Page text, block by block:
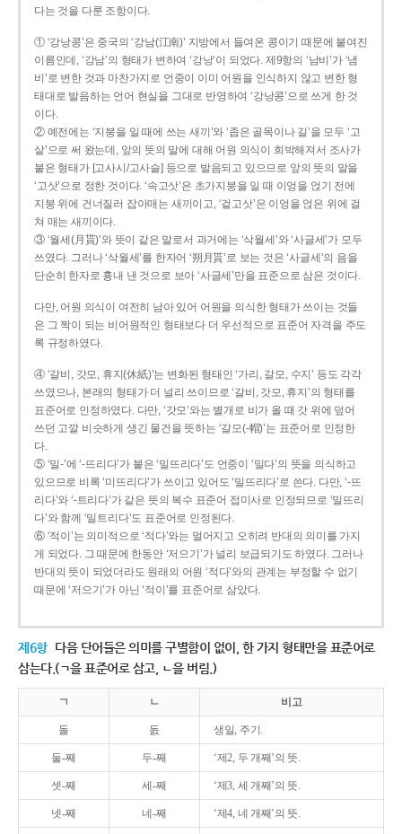
다는 것을 다룬 조항이다.
① ‘강낭콩’은 중국의 ‘강남(江南)’ 지방에서 들여온 콩이기 때문에 붙여진
이름인데, ‘강남’의 형태가 변하여 ‘강낭’이 되었다. 제9항의 ‘남비’가 ‘냄
비’로 변한 것과 마찬가지로 언중이 이미 어원을 인식하지 않고 변한 형
태대로 발음하는 언어 현실을 그대로 반영하여 ‘강낭콩’으로 쓰게 한 것
이다.
② 예전에는 ‘지붕을 일 때에 쓰는 새끼’와 ‘좁은 골목이나 길’을 모두 ‘고
샅’으로 써 왔는데, 앞의 뜻의 말에 대해 어원 의식이 희박해져서 조사가
붙은 형태가 [고사시/고사슬] 등으로 발음되고 있으므로 앞의 뜻의 말을
‘고삿’으로 정한 것이다. ‘속고삿’은 초가지붕을 일 때 이엉을 얹기 전에
지붕 위에 건너질러 잡아매는 새끼이고, ‘겉고삿’은 이엉을 얹은 위에 걸
쳐 매는 새끼이다.
③ ‘월세(月貰)’와 뜻이 같은 말로서 과거에는 ‘삭월세’와 ‘사글세’가 모두
쓰였다. 그러나 ‘삭월세’를 한자어 ‘朔月貰’로 보는 것은 ‘사글세’의 음을
단순히 한자로 흉내 낸 것으로 보아 ‘사글세’만을 표준으로 삼은 것이다.
다만, 어원 의식이 여전히 남아 있어 어원을 의식한 형태가 쓰이는 것들
은 그 짝이 되는 비어원적인 형태보다 더 우선적으로 표준어 자격을 주도
록 규정하였다.
④ ‘갈비, 갓모, 휴지(休紙)’는 변화된 형태인 ‘가리, 갈모, 수지’ 등도 각각
쓰였으나, 본래의 형태가 더 널리 쓰이므로 ‘갈비, 갓모, 휴지’의 형태를
표준어로 인정하였다. 다만, ‘갓모’와는 별개로 비가 올 때 갓 위에 덮어
쓰던 고깔 비슷하게 생긴 물건을 뜻하는 ‘갈모(-帽)’는 표준어로 인정한
다.
⑤ ‘밀-’에 ‘-뜨리다’가 붙은 ‘밀뜨리다’도 언중이 ‘밀다’의 뜻을 의식하고
있으므로 비록 ‘미뜨리다’가 쓰이고 있어도 ‘밀뜨리다’로 쓴다. 다만, ‘-뜨
리다’와 ‘-트리다’가 같은 뜻의 복수 표준어 접미사로 인정되므로 ‘밀뜨리
다’와 함께 ‘밀트리다’도 표준어로 인정된다.
⑥ ‘적이’는 의미적으로 ‘적다’와는 멀어지고 오히려 반대의 의미를 가지
게 되었다. 그 때문에 한동안 ‘저으기’가 널리 보급되기도 하였다. 그러나
반대의 뜻이 되었더라도 원래의 어원 ‘적다’와의 관계는 부정할 수 없기
때문에 ‘저으기’가 아닌 ‘적이’를 표준어로 삼았다.
제6항 다음 단어들은 의미를 구별함이 없이, 한 가지 형태만을 표준어로
삼는다.(ㄱ을 표준어로 삼고, ㄴ을 버림.)
ㄱ ㄴ 비고
돌 돐 생일, 주기.
둘-째 두-째 ‘제2, 두 개째’의 뜻.
셋-째 세-째 ‘제3, 세 개째’의 뜻.
넷-째 네-째 ‘제4, 네 개째’의 뜻.